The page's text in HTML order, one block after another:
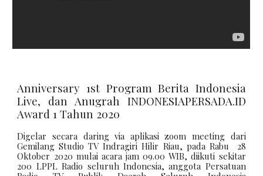
Anniversary 1st Program Berita Indonesia
Live, dan Anugrah INDONESIAPERSADA.ID
Award 1 Tahun 2020
Digelar secara daring via aplikasi zoom meeting dari
Gemilang Studio TV Indragiri Hilir Riau, pada Rabu 28
Oktober 2020 mulai acara jam 09.00 WIB, diikuti sekitar
200 LPPL Radio seluruh Indonesia, anggota Persatuan